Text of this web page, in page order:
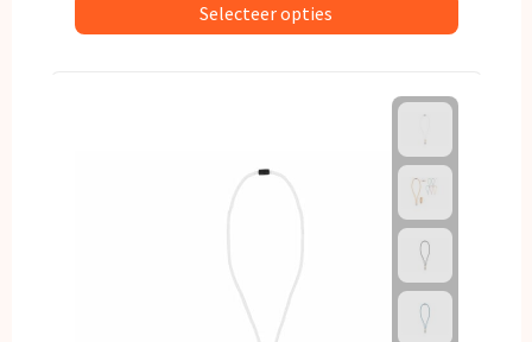
Selecteer opties